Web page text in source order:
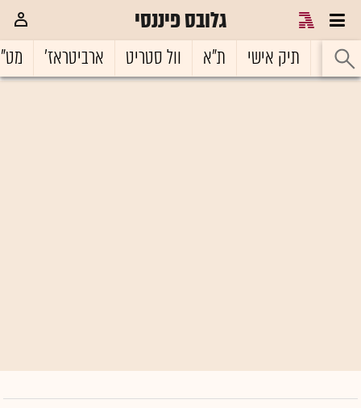
גלובס פיננסי
ראשי תיק אישי ת"א וול סטריט ארביטראז'